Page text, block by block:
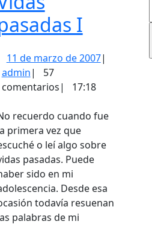
IVidas
I
11 de marzo de 200711
2007
|
adminadmin
|
57
comentarios| 17:18
recuerdo cuando fue
primera vez que
o leí algo sobre
pasadas. Puede
sido en mi
Desde esa
todavía resuenan
palabras de mi